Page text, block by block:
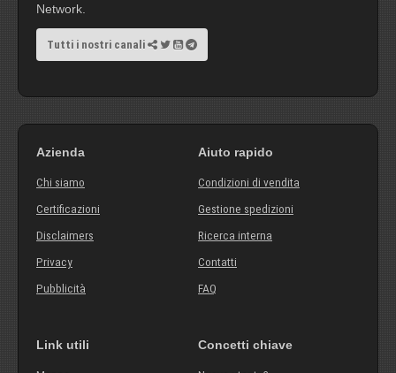
Network.
Tutti i nostri canali
Azienda
Chi siamo
Certificazioni
Disclaimers
Privacy
Pubblicità
Aiuto rapido
Condizioni di vendita
Gestione spedizioni
Ricerca interna
Contatti
FAQ
Link utili Concetti chiave